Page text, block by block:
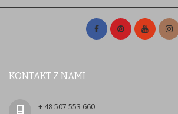
KONTAKT Z NAMI
+ 48 507 553 660